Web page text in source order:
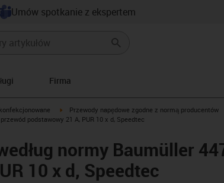
Umów spotkanie z ekspertem
Firma
right igus-icon-arrow-right
Przewody napędowe zgodne z normą producentów
podstawowy 21 A, PUR 10 x d, Speedtec
normy Baumüller
10 x d, Speedtec